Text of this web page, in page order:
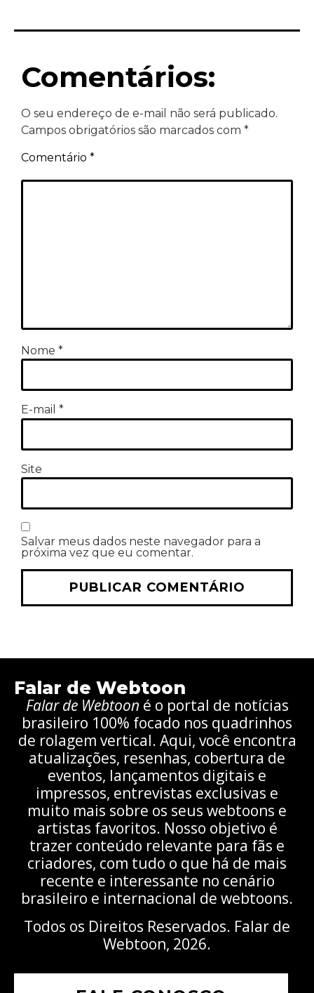
Comentários:
O seu endereço de e-mail não será publicado.
Campos obrigatórios são marcados com *
Comentário *
Nome *
E-mail *
Site
Salvar meus dados neste navegador para a
próxima vez que eu comentar.
Falar de Webtoon
Falar de Webtoon é o portal de notícias
brasileiro 100% focado nos quadrinhos
de rolagem vertical. Aqui, você encontra
atualizações, resenhas, cobertura de
eventos, lançamentos digitais e
impressos, entrevistas exclusivas e
muito mais sobre os seus webtoons e
artistas favoritos. Nosso objetivo é
trazer conteúdo relevante para fãs e
criadores, com tudo o que há de mais
recente e interessante no cenário
brasileiro e internacional de webtoons.
Todos os Direitos Reservados. Falar de
Webtoon, 2026.